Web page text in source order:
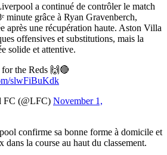
a continué de contrôler le match
minute grâce à Ryan Gravenberch,
après une récupération haute. Aston Villa
offensives et substitutions, mais la
solide et attentive.
the Reds 🙌🔴
slwFiBuKdk
(@LFC) November 1,
confirme sa bonne forme à domicile et
dans la course au haut du classement.